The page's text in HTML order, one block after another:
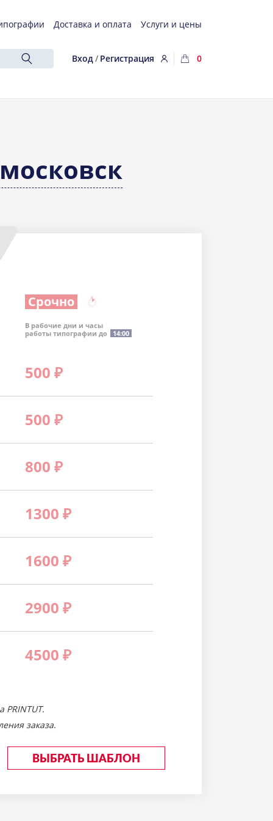
Доставка и оплата Услуги и цены
Вход/ Регистрация 0
Срочно
В рабочие дни и часы
работы типографии до
14:00
500 ₽
500 ₽
800 ₽
1300 ₽
1600 ₽
2900 ₽
4500 ₽
PRINTUT.
заказа.
ВЫБРАТЬ ШАБЛОН